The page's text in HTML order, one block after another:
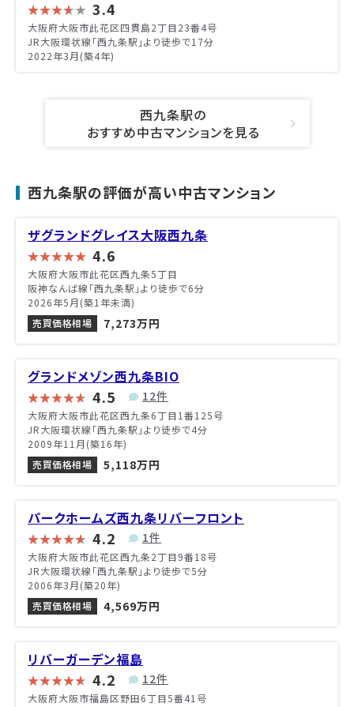
3.4
大阪府大阪市此花区四貫島2丁目23番4号
JR大阪環状線「西九条駅」より徒歩で17分
2022年3月(築4年)
西九条駅の
おすすめ中古マンションを見る
西九条駅の評価が高い中古マンション
ザグランドグレイス大阪西九条
4.6
大阪府大阪市此花区西九条5丁目
阪神なんば線「西九条駅」より徒歩で6分
2026年5月(築1年未満)
売買価格相場
7,273万円
グランドメゾン西九条BIO
4.5 12件
大阪府大阪市此花区西九条6丁目1番125号
JR大阪環状線「西九条駅」より徒歩で4分
2009年11月(築16年)
売買価格相場
5,118万円
パークホームズ西九条リバーフロント
4.2 1件
大阪府大阪市此花区西九条2丁目9番18号
JR大阪環状線「西九条駅」より徒歩で5分
2006年3月(築20年)
売買価格相場
4,569万円
リバーガーデン福島
4.2 12件
大阪府大阪市福島区野田6丁目5番41号